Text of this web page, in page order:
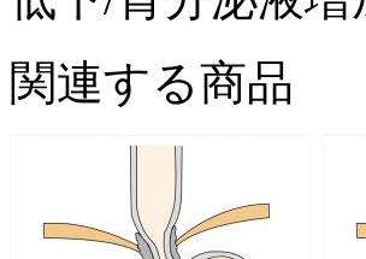
関連する商品